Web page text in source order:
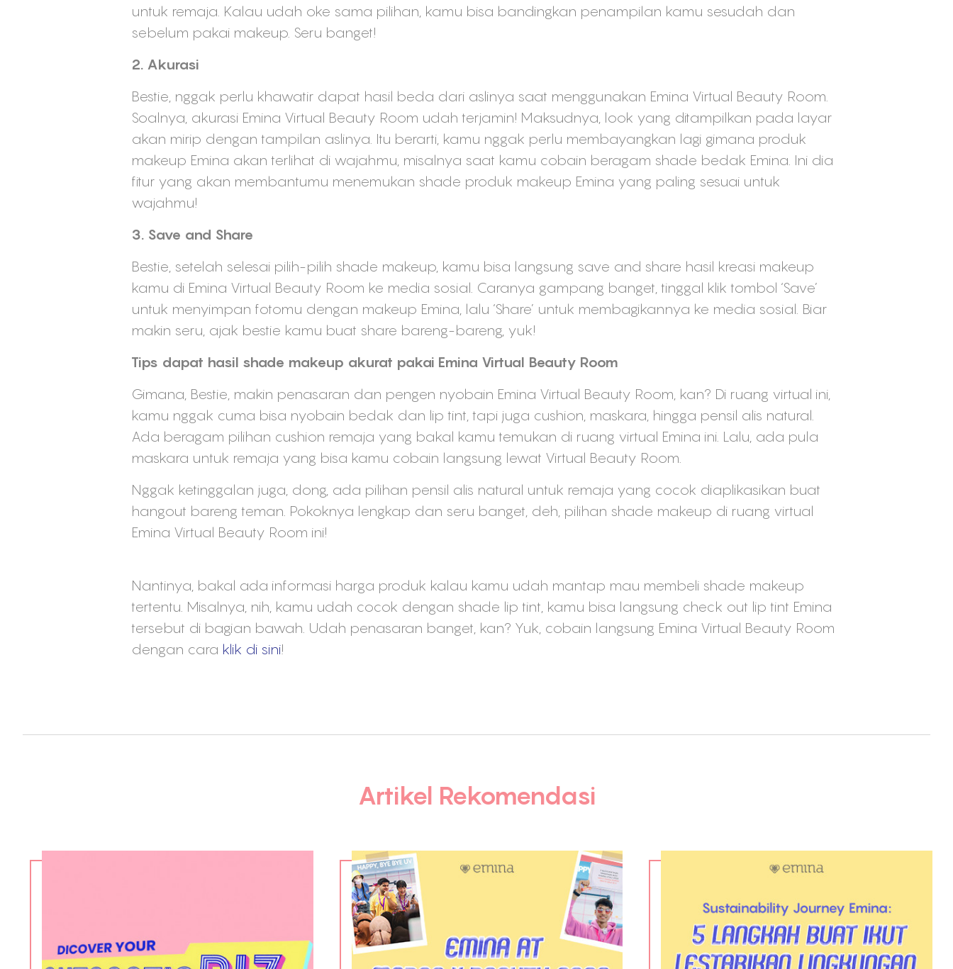
untuk remaja. Kalau udah oke sama pilihan, kamu bisa bandingkan penampilan kamu sesudah dan
sebelum pakai makeup. Seru banget!
2. Akurasi
Bestie, nggak perlu khawatir dapat hasil beda dari aslinya saat menggunakan Emina Virtual Beauty Room.
Soalnya, akurasi Emina Virtual Beauty Room udah terjamin! Maksudnya, look yang ditampilkan pada layar
akan mirip dengan tampilan aslinya. Itu berarti, kamu nggak perlu membayangkan lagi gimana produk
makeup Emina akan terlihat di wajahmu, misalnya saat kamu cobain beragam shade bedak Emina. Ini dia
fitur yang akan membantumu menemukan shade produk makeup Emina yang paling sesuai untuk
wajahmu!
3. Save and Share
Bestie, setelah selesai pilih-pilih shade makeup, kamu bisa langsung save and share hasil kreasi makeup
kamu di Emina Virtual Beauty Room ke media sosial. Caranya gampang banget, tinggal klik tombol ‘Save’
untuk menyimpan fotomu dengan makeup Emina, lalu ‘Share’ untuk membagikannya ke media sosial. Biar
makin seru, ajak bestie kamu buat share bareng-bareng, yuk!
Tips dapat hasil shade makeup akurat pakai Emina Virtual Beauty Room
Gimana, Bestie, makin penasaran dan pengen nyobain Emina Virtual Beauty Room, kan? Di ruang virtual ini,
kamu nggak cuma bisa nyobain bedak dan lip tint, tapi juga cushion, maskara, hingga pensil alis natural.
Ada beragam pilihan cushion remaja yang bakal kamu temukan di ruang virtual Emina ini. Lalu, ada pula
maskara untuk remaja yang bisa kamu cobain langsung lewat Virtual Beauty Room.
Nggak ketinggalan juga, dong, ada pilihan pensil alis natural untuk remaja yang cocok diaplikasikan buat
hangout bareng teman. Pokoknya lengkap dan seru banget, deh, pilihan shade makeup di ruang virtual
Emina Virtual Beauty Room ini!
Nantinya, bakal ada informasi harga produk kalau kamu udah mantap mau membeli shade makeup
tertentu. Misalnya, nih, kamu udah cocok dengan shade lip tint, kamu bisa langsung check out lip tint Emina
tersebut di bagian bawah. Udah penasaran banget, kan? Yuk, cobain langsung Emina Virtual Beauty Room
dengan cara klik di sini!
Artikel Rekomendasi